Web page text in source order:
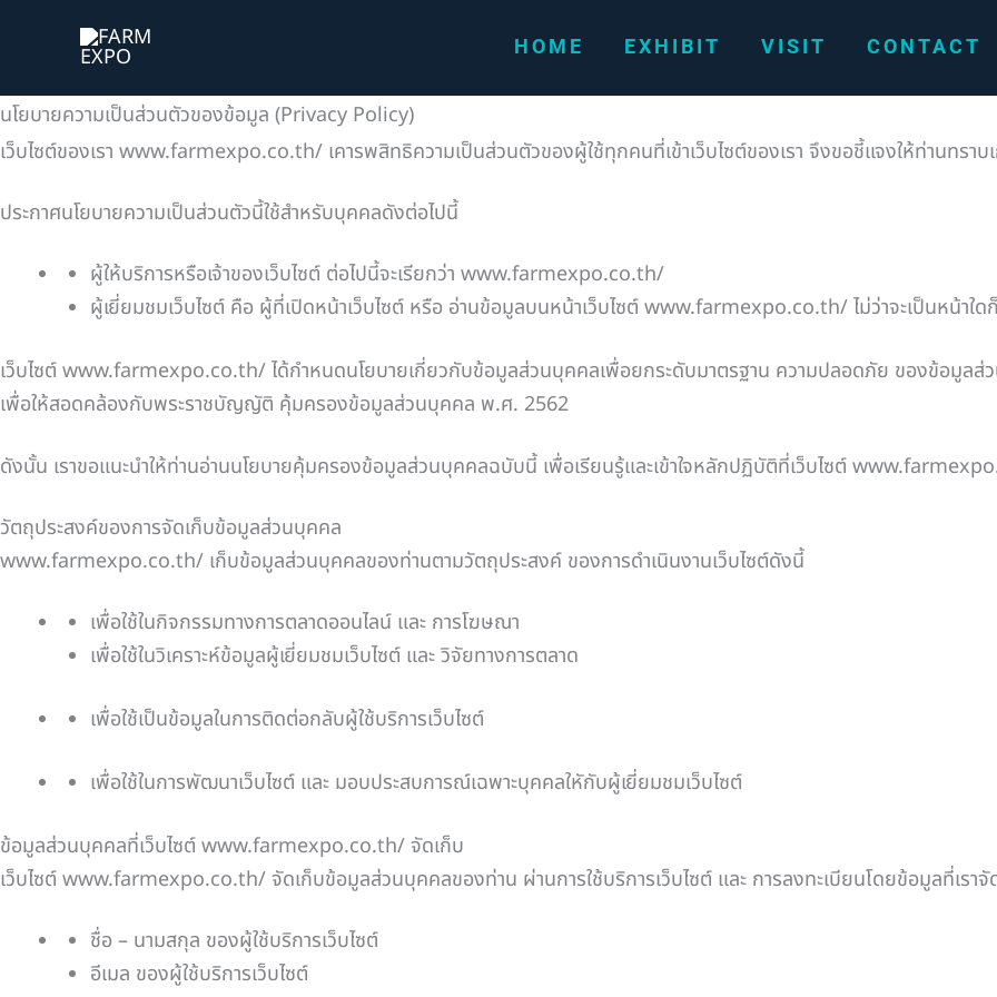
HOME EXHIBIT VISIT CONTACT
นโยบายความเป็นส่วนตัวของข้อมูล (Privacy Policy)
เว็บไซต์ของเรา www.farmexpo.co.th/ เคารพสิทธิความเป็นส่วนตัวของผู้ใช้ทุกคนที่เข้าเว็บไซต์ของเรา จึงขอชี้แจงให้ท่านทรา
ประกาศนโยบายความเป็นส่วนตัวนี้ใช้สำหรับบุคคลดังต่อไปนี้
ผู้ให้บริการหรือเจ้าของเว็บไซต์ ต่อไปนี้จะเรียกว่า www.farmexpo.co.th/
ผู้เยี่ยมชมเว็บไซต์ คือ ผู้ที่เปิดหน้าเว็บไซต์ หรือ อ่านข้อมูลบนหน้าเว็บไซต์ www.farmexpo.co.th/ ไม่ว่าจะเป็นหน้าใด
เว็บไซต์ www.farmexpo.co.th/ ได้กำหนดนโยบายเกี่ยวกับข้อมูลส่วนบุคคลเพื่อยกระดับมาตรฐาน ความปลอดภัย ของข้อมูลส่
เพื่อให้สอดคล้องกับพระราชบัญญัติ คุ้มครองข้อมูลส่วนบุคคล พ.ศ. 2562
ดังนั้น เราขอแนะนำให้ท่านอ่านนโยบายคุ้มครองข้อมูลส่วนบุคคลฉบับนี้ เพื่อเรียนรู้และเข้าใจหลักปฏิบัติที่เว็บไซต์
วัตถุประสงค์ของการจัดเก็บข้อมูลส่วนบุคคล
www.farmexpo.co.th/ เก็บข้อมูลส่วนบุคคลของท่านตามวัตถุประสงค์ ของการดำเนินงานเว็บไซต์ดังนี้
เพื่อใช้ในกิจกรรมทางการตลาดออนไลน์ และ การโฆษณา
เพื่อใช้ในวิเคราะห์ข้อมูลผู้เยี่ยมชมเว็บไซต์ และ วิจัยทางการตลาด
เพื่อใช้เป็นข้อมูลในการติดต่อกลับผู้ใช้บริการเว็บไซต์
เพื่อใช้ในการพัฒนาเว็บไซต์ และ มอบประสบการณ์เฉพาะบุคคลใหักับผู้เยี่ยมชมเว็บไซต์
ข้อมูลส่วนบุคคลที่เว็บไซต์ www.farmexpo.co.th/ จัดเก็บ
เว็บไซต์ www.farmexpo.co.th/ จัดเก็บข้อมูลส่วนบุคคลของท่าน ผ่านการใช้บริการเว็บไซต์ และ การลงทะเบียนโดยข้อมูลที่เรา
ชื่อ – นามสกุล ของผู้ใช้บริการเว็บไซต์
อีเมล ของผู้ใช้บริการเว็บไซต์